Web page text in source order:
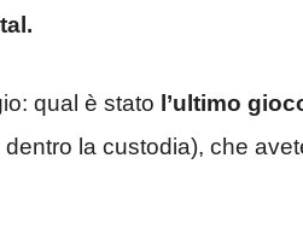
qual è stato l’ultimo
la custodia), che